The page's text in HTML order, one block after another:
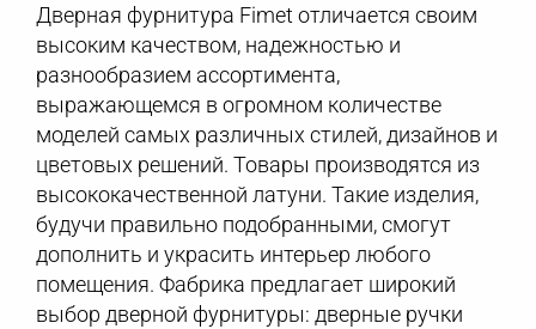
Дверная фурнитура Fimet отличается своим
высоким качеством, надежностью и
разнообразием ассортимента,
выражающемся в огромном количестве
моделей самых различных стилей, дизайнов и
цветовых решений. Товары производятся из
высококачественной латуни. Такие изделия,
будучи правильно подобранными, смогут
дополнить и украсить интерьер любого
помещения. Фабрика предлагает широкий
выбор дверной фурнитуры: дверные ручки